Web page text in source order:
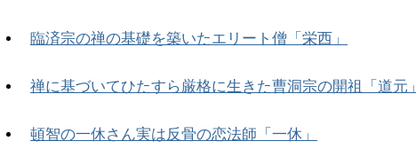
臨済宗の禅の基礎を築いたエリート僧「栄西」
禅に基づいてひたすら厳格に生きた曹洞宗の開祖「道元」
頓智の一休さん実は反骨の恋法師「一休」